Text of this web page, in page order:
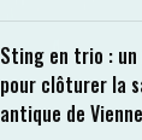
Sting en trio :
pour clôturer la
antique de